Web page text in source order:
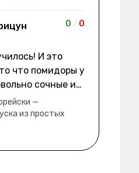
потом мне
который у
ну а в этом
т.к та была
я от него
0 / 0
И это
что помидоры у
сочные и
зато теперь
жижи ))
—
из простых